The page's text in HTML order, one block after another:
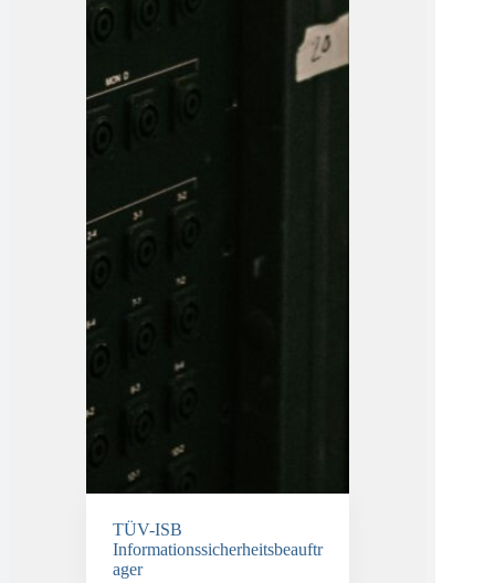
TÜV-ISB
Informationssicherheitsbeauftr